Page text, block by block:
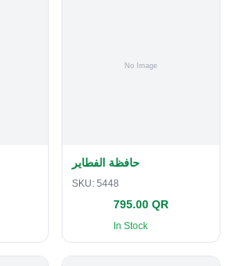
حافظة الفطاير
SKU: 5448
795.00 QR
In Stock